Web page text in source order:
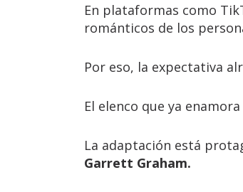
En plataformas como
románticos de los
Por eso, la expectativa
El elenco que ya
La adaptación está
Garrett Graham.